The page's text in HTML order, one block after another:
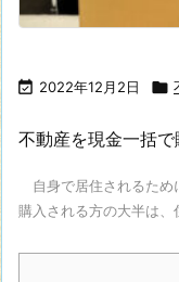
 2022年12月2日 
不動産を現金一括
自身で居住されるため
購入される方の大半は、